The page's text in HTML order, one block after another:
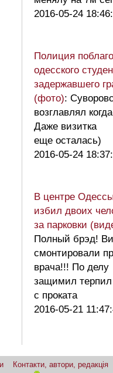
2016-05-24
Полиция
одесского
задержавшего
(фото):
возглавлял
Даже визитка
еще осталась)
2016-05-24
В центре
избил двоих
за парковки
Полный брэд!
смонтировали
врача!!! По делу
защимил терпил
с проката
2016-05-21
Контакти, автори, редакція